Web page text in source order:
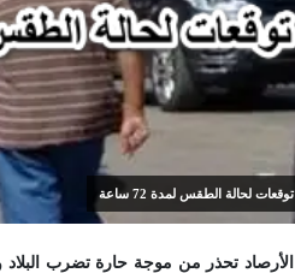
توقعات لحالة الطقس لمدة 72 ساعة
الأرصاد تحذر من موجة حارة تضرب البلاد